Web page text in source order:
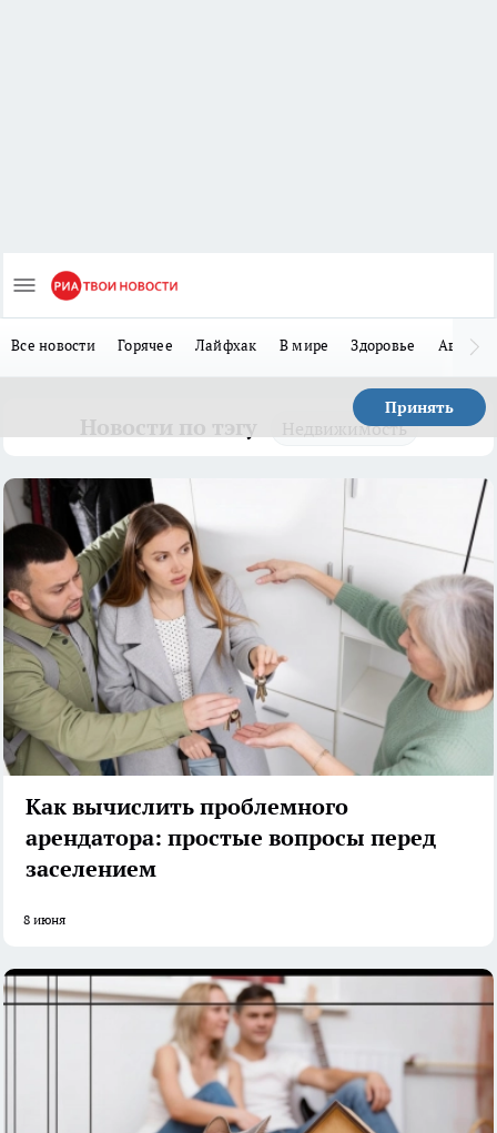
Все новости Горячее Лайфхак В мире Здоровье Авто
Принять
Недвижимость
Как вычислить проблемного
арендатора: простые вопросы перед
заселением
8 июня